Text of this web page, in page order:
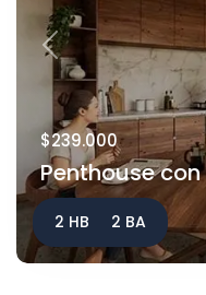
Previous
$239.000
Penthouse
2 HB 2 BA